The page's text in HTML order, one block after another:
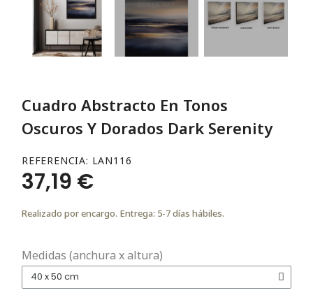
Cuadro Abstracto En Tonos
Oscuros Y Dorados Dark Serenity
REFERENCIA LAN116
37,19 €
Realizado por encargo. Entrega: 5-7 días hábiles.
Medidas (anchura x altura)